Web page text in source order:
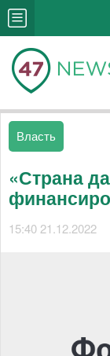
Власть
«Страна
15:40 21.12.2022